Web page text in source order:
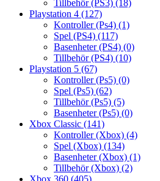
Tillbehör (PS3) (18)
Playstation 4 (127)
Kontroller (Ps4) (1)
Spel (PS4) (117)
Basenheter (PS4) (0)
Tillbehör (PS4) (10)
Playstation 5 (67)
Kontroller (Ps5) (0)
Spel (Ps5) (62)
Tillbehör (Ps5) (5)
Basenheter (Ps5) (0)
Xbox Classic (141)
Kontroller (Xbox) (4)
Spel (Xbox) (134)
Basenheter (Xbox) (1)
Tillbehör (Xbox) (2)